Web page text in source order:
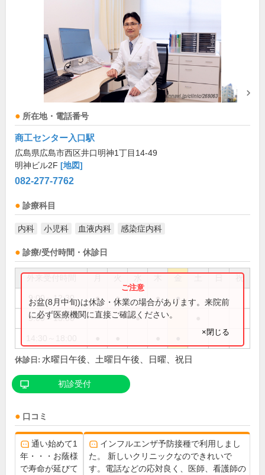
所在地・電話番号
商工センター入口駅
広島県広島市西区井口明神1丁目14-49
明神ビル2F [地図]
082-277-7762
診療科目
内科 小児科 血液内科 感染症内科
診療/受付時間・休診日
祝
9:00～12:30 ● ● ● ●
9:00～13:00 ●
お盆(8月中旬)は休診・休業の場合があります。来院前
に必ず医療機関に直接ご確認ください。
×閉じる
休診日: 水曜日午後、土曜日午後、日曜、祝日
初診受付
口コミ
通い始めて1
年・・・お蔭様
で寿命が延びて
インフルエンザ予防接種で利用しまし
た。 新しいクリニックなのできれいで
す。電話などの応対良く、医師、看護師の